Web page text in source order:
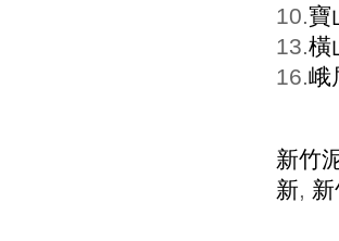
10.寶
13.橫
16.峨
新竹
新,